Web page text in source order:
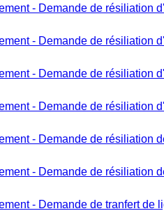
- Demande de résiliation
- Demande de résiliation
- Demande de résiliation
- Demande de résiliation
- Demande de résiliation
- Demande de résiliation
- Demande de tranfert